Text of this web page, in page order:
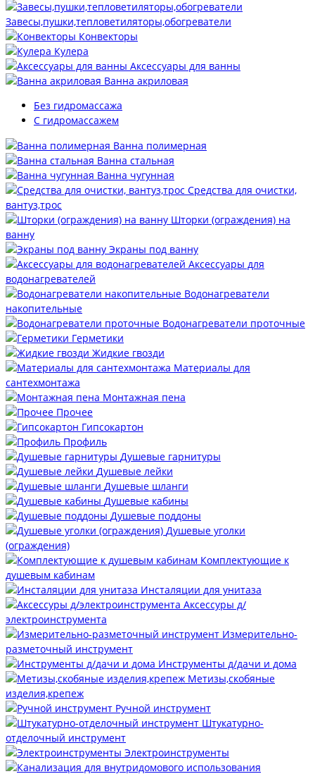
Завесы,пушки,тепловетиляторы,обогреватели
Конвекторы
Кулера
Аксессуары для ванны
Ванна акриловая
Без гидромассажа
С гидромассажем
Ванна полимерная
Ванна стальная
Ванна чугунная
Средства для очистки,
вантуз,трос
Шторки (ограждения) на
ванну
Экраны под ванну
Аксессуары для
водонагревателей
Водонагреватели
накопительные
Водонагреватели проточные
Герметики
Жидкие гвозди
Материалы для
сантехмонтажа
Монтажная пена
Прочее
Гипсокартон
Профиль
Душевые гарнитуры
Душевые лейки
Душевые шланги
Душевые кабины
Душевые поддоны
Душевые уголки
(ограждения)
Комплектующие к
душевым кабинам
Инсталяции для унитаза
Аксессуры д/
электроинструмента
Измерительно-
разметочный инструмент
Инструменты д/дачи и дома
Метизы,скобяные
изделия,крепеж
Ручной инструмент
Штукатурно-
отделочный инструмент
Электроинструменты